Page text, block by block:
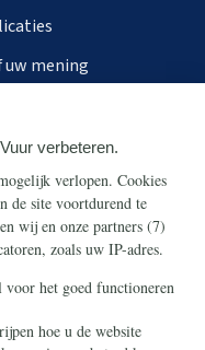
uw mening
onze Telegram-